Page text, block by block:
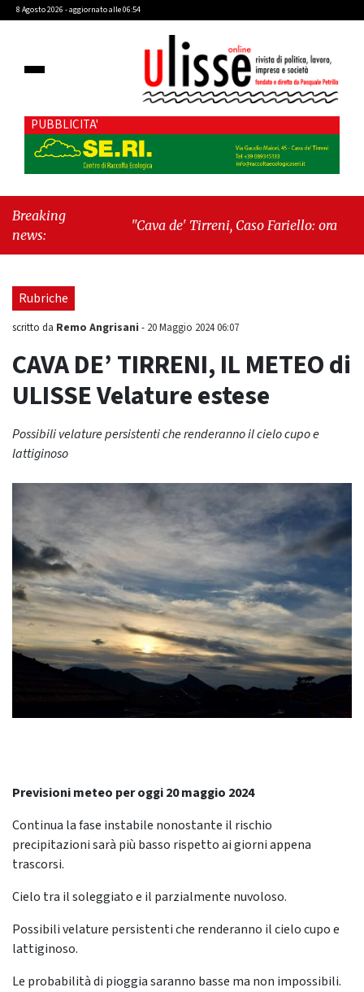
8 Agosto 2026 - aggiornato alle 06:54
PUBBLICITA'
Breaking
news:
"Cava de' Tirreni, Caso Fariello: ora torniamo
Rubriche
scritto da Remo Angrisani - 20 Maggio 2024 06:07
CAVA DE’ TIRRENI, IL METEO di
ULISSE Velature estese
Possibili velature persistenti che renderanno il cielo cupo e
lattiginoso
Previsioni meteo per oggi 20 maggio 2024
Continua la fase instabile nonostante il rischio
precipitazioni sarà più basso rispetto ai giorni appena
trascorsi.
Cielo tra il soleggiato e il parzialmente nuvoloso.
Possibili velature persistenti che renderanno il cielo cupo e
lattiginoso.
Le probabilità di pioggia saranno basse ma non impossibili.